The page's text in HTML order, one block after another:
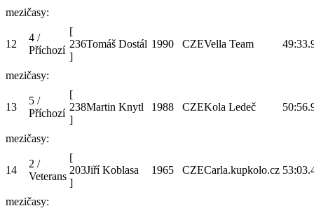
mezičasy:
12
4 /
Příchozí
[
236
]
Tomáš Dostál 1990 CZEVella Team
mezičasy:
13
5 /
Příchozí
[
238
]
Martin Knytl 1988 CZEKola Ledeč
mezičasy:
14
2 /
Veterans
[
203
]
Jiří Koblasa 1965 CZECarla.kupkolo.cz
mezičasy: